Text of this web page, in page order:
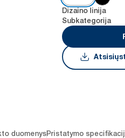
Dizaino linija
Subkategorija
duomenysPristatymo